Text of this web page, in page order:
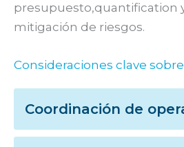
presupuesto,quantification
mitigación de riesgos.
Consideraciones clave
Coordinación de